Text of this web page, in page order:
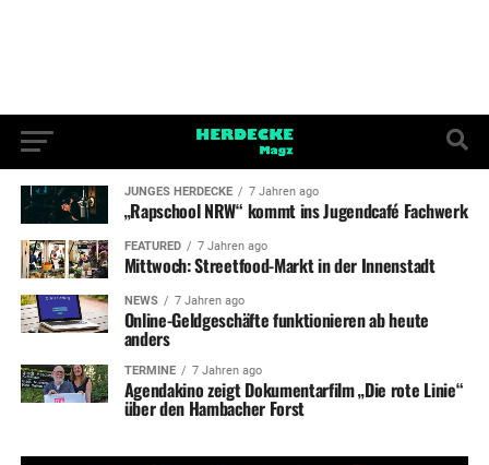
JUNGES HERDECKE 7 Jahren ago
„Rapschool NRW“ kommt ins Jugendcafé Fachwerk
FEATURED 7 Jahren ago
Mittwoch: Streetfood-Markt in der Innenstadt
NEWS 7 Jahren ago
Online-Geldgeschäfte funktionieren ab heute
anders
TERMINE 7 Jahren ago
Agendakino zeigt Dokumentarfilm „Die rote Linie“
über den Hambacher Forst